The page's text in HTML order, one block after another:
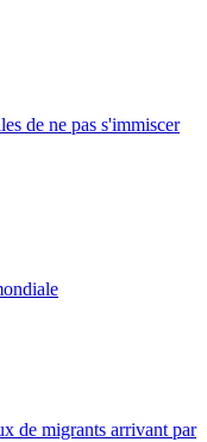
de ne pas s'immiscer
de migrants arrivant par